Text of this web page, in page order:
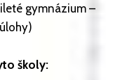
gymnázium –
školy: